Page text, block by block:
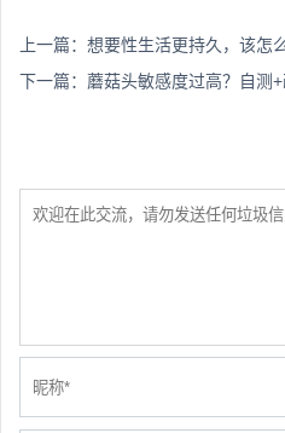
上一篇： 想要性生活更持久，该怎
下一篇： 蘑菇头敏感度过高？自测+